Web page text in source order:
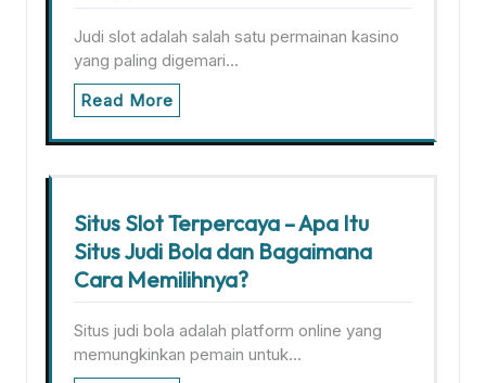
Judi slot adalah salah satu permainan kasino
yang paling digemari…
Read More
Situs Slot Terpercaya – Apa Itu
Situs Judi Bola dan Bagaimana
Cara Memilihnya?
Situs judi bola adalah platform online yang
memungkinkan pemain untuk…